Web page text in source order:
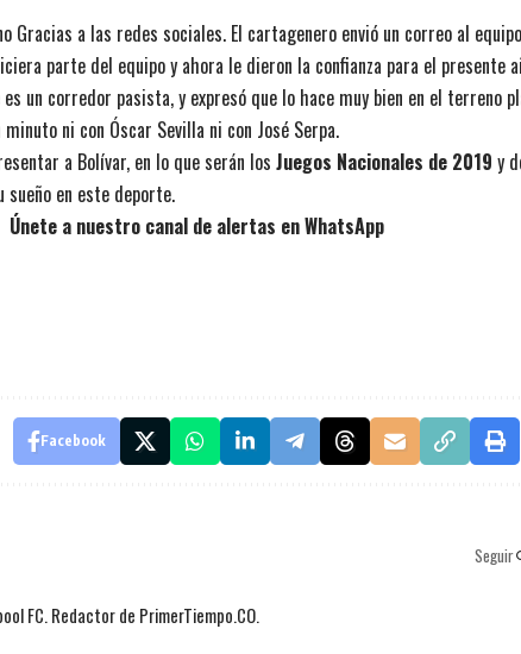
Gracias a las redes sociales. El cartagenero envió un correo al
parte del equipo y ahora le dieron la confianza para el presente
un corredor pasista, y expresó que lo hace muy bien en el terreno
ni con Óscar Sevilla ni con José Serpa.
a Bolívar, en lo que serán los Juegos Nacionales de 2019 y
en este deporte.
Únete a nuestro canal de alertas en WhatsApp
Facebook
Seguir
FC. Redactor de PrimerTiempo.CO.